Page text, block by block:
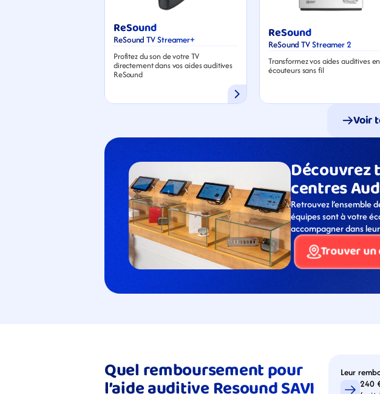
ReSound
ReSound TV Streamer+
Profitez du son de votre TV
directement dans vos aides auditives
ReSound
ReSound
ReSound TV Streamer 2
Transformez vos aides auditives en
écouteurs sans fil
Voir
Découvrez
centres
Retrouvez l’ensemble
équipes sont à votre
accompagner dans
Trouver un
Quel remboursement pour
l’aide auditive Resound SAVI
Leur
240